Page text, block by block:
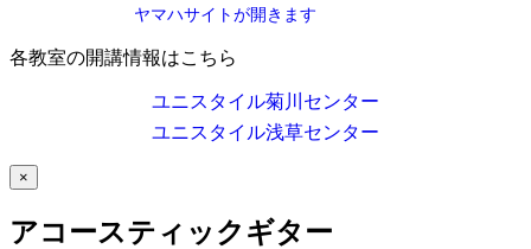
ヤマハサイトが開きます
各教室の開講情報はこちら
ユニスタイル菊川センター
ユニスタイル浅草センター
×
アコースティックギター